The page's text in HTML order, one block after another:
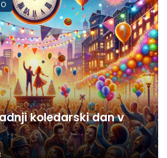
koledarski dan v